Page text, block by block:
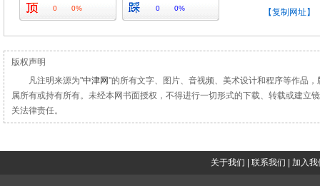
0 0% 0 0% 【复制网址】
版权声明
凡注明来源为"中津网"的所有文字、图片、音视频、美术设计和程序等作品
属所有或持有所有。未经本网书面授权，不得进行一切形式的下载、转载或建立
关法律责任。
关于我们 联系我们 加入我